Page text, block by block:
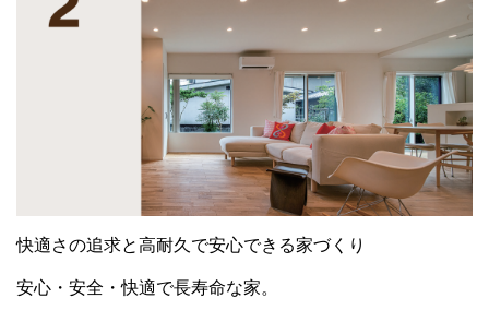
快適さの追求と高耐久で安心できる家づくり
安心・安全・快適で長寿命な家。